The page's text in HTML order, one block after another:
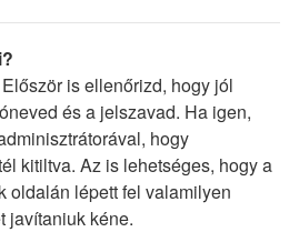
is ellenőrizd, hogy jól
és a jelszavad. Ha igen,
hogy
kitiltva. Az is lehetséges, hogy a
oldalán lépett fel valamilyen
javítaniuk kéne.